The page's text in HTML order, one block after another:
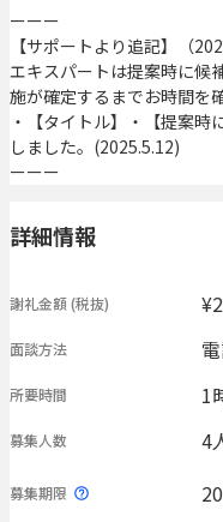
ーーー
【サポートより追記】（
エキスパートは提案時に候
施が確定するまでお時間を
・【タイトル】・【提案時
しました。(2025.5.12)
ーーー
詳細情報
謝礼金額(税抜)
面談方法
所要時間 1
募集人数 4
募集期限